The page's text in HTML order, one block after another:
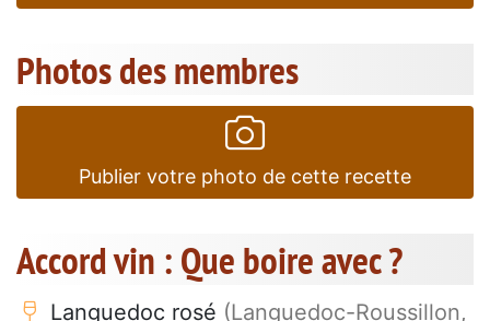
Photos des membres
Publier votre photo de cette recette
Accord vin : Que boire avec ?
Languedoc rosé (Languedoc-Roussillon,